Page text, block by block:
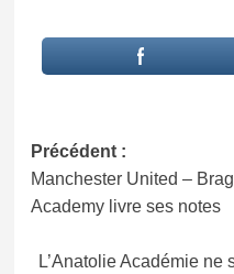
Navigation
d’article
Précédent :
Manchester United –
Academy livre ses notes
L’Anatolie Académie ne